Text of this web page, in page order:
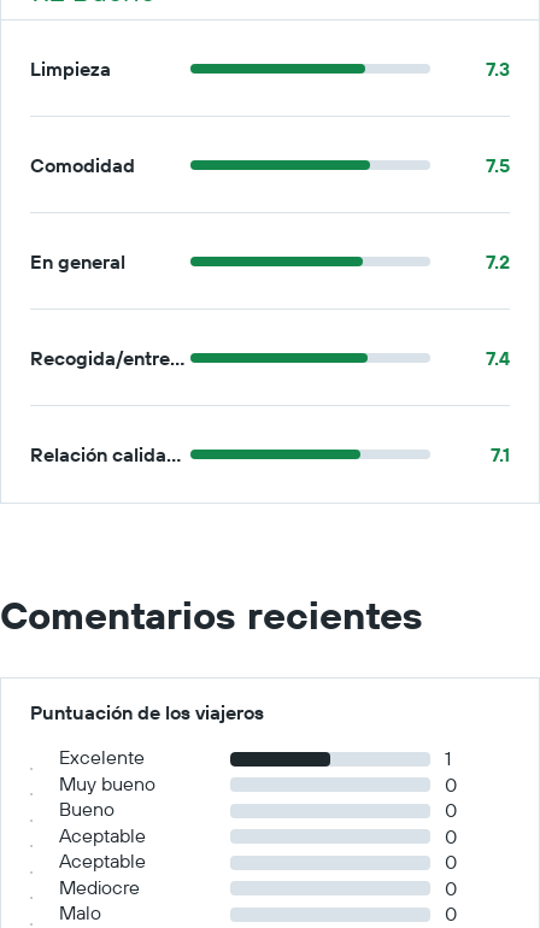
Limpieza 7.3
Comodidad 7.5
En general 7.2
Recogida/entrega 7.4
Relación calidad-precio 7.1
Comentarios recientes
Puntuación de los viajeros
Excelente
1
Muy bueno
0
Bueno
0
Aceptable
0
Aceptable
0
Mediocre
0
Malo
0